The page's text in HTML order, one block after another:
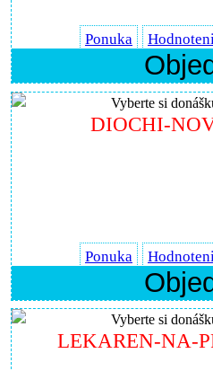
Ponuka
Vyberte si
DIOCHI-
Ponuka
Vyberte si
LEKAREN-NA-